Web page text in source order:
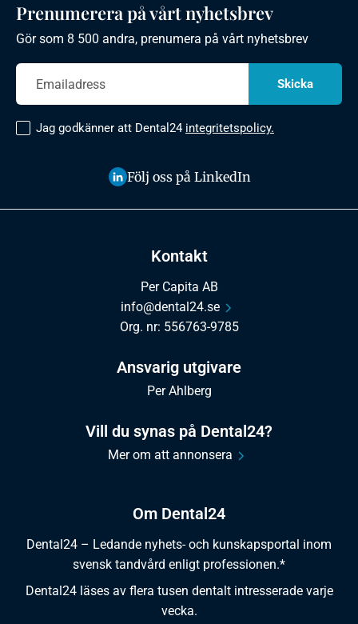
Om Dental24
Dental24 – Ledande nyhets- och kunskapsportal inom
svensk tandvård enligt professionen.*
Dental24 läses av flera tusen dentalt intresserade varje
vecka.
Kontakt
Per Capita AB
info@dental24.se
Org. nr: 556763-9785
Ansvarig utgivare
Per Ahlberg
Vill du synas på Dental24?
Mer om att annonsera
Prenumerera på vårt nyhetsbrev
Gör som 8 500 andra, prenumera på vårt nyhetsbrev
Jag godkänner att Dental24 integritetspolicy.
Följ oss på LinkedIn